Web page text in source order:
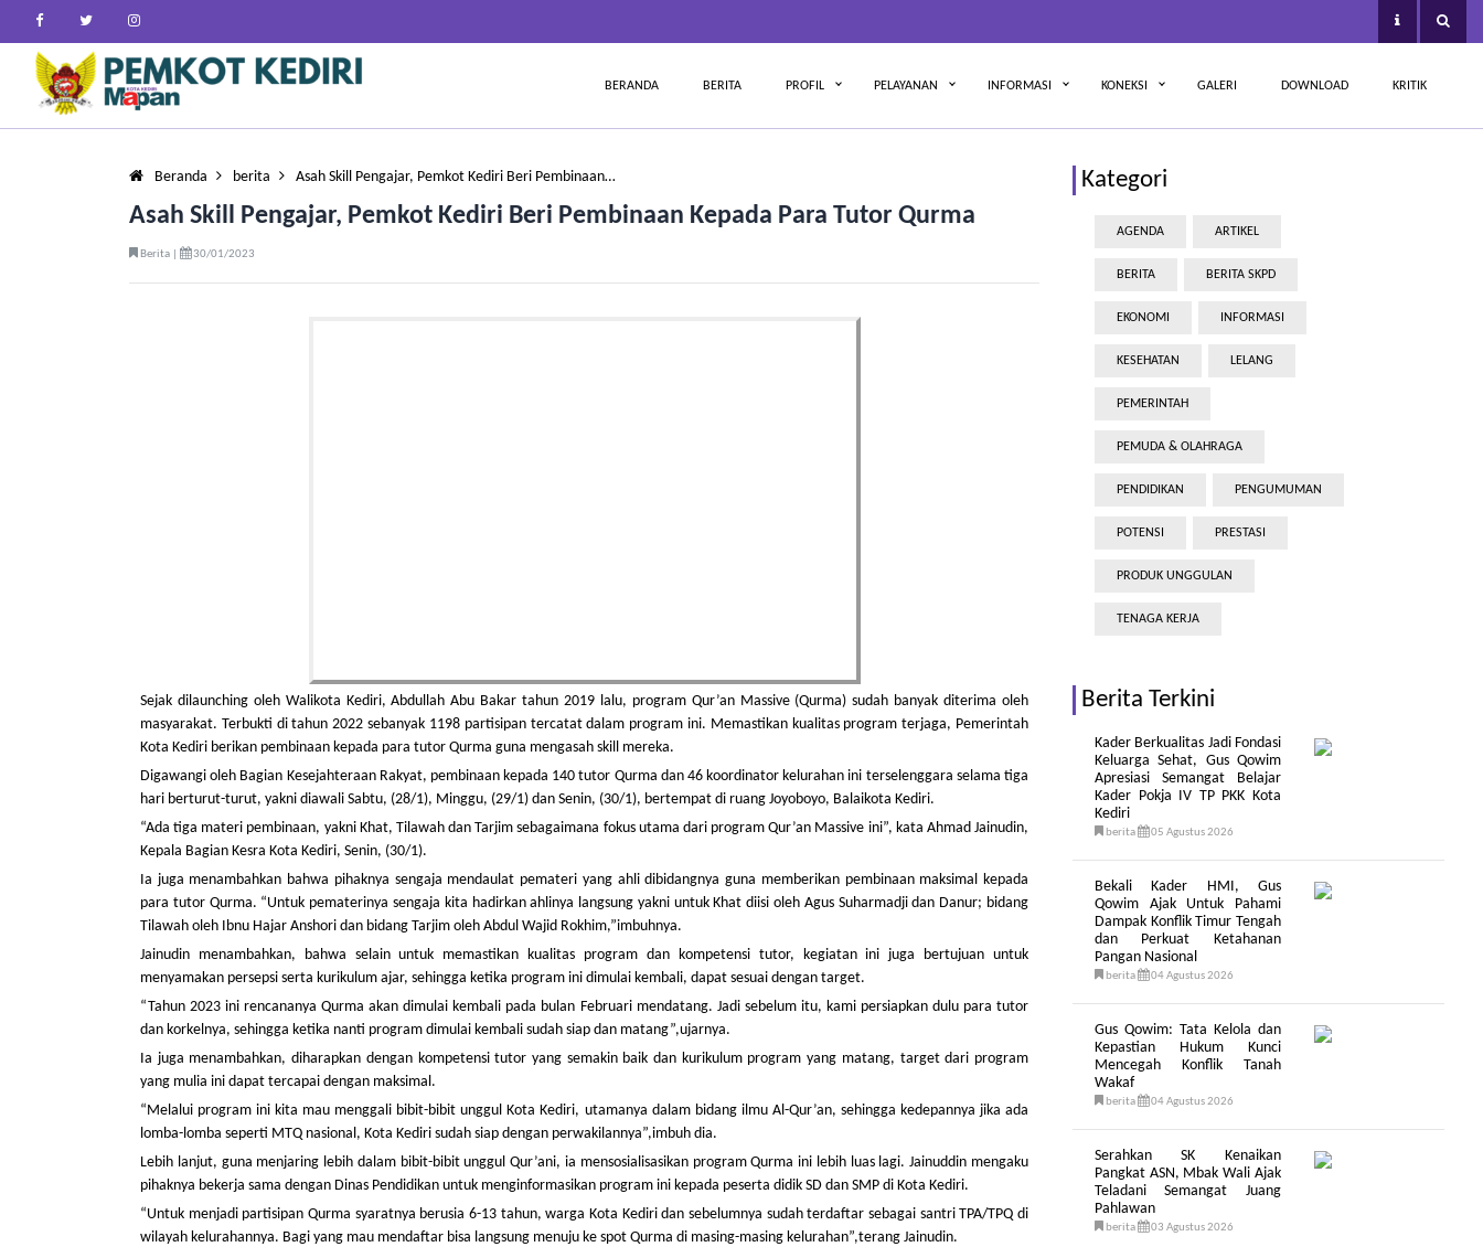
BERANDA BERITA PROFIL PELAYANAN INFORMASI KONEKSI GALERI DOWNLOAD KRITIK
Beranda berita Asah Skill Pengajar, Pemkot Kediri Beri Pembinaan…
Asah Skill Pengajar, Pemkot Kediri Beri Pembinaan Kepada Para Tutor Qurma
Berita | 30/01/2023
Sejak dilaunching oleh Walikota Kediri, Abdullah Abu Bakar tahun 2019 lalu, program Qur’an Massive (Qurma) sudah banyak diterima oleh
masyarakat. Terbukti di tahun 2022 sebanyak 1198 partisipan tercatat dalam program ini. Memastikan kualitas program terjaga, Pemerintah
Kota Kediri berikan pembinaan kepada para tutor Qurma guna mengasah skill mereka.
Digawangi oleh Bagian Kesejahteraan Rakyat, pembinaan kepada 140 tutor Qurma dan 46 koordinator kelurahan ini terselenggara selama tiga
hari berturut-turut, yakni diawali Sabtu, (28/1), Minggu, (29/1) dan Senin, (30/1), bertempat di ruang Joyoboyo, Balaikota Kediri.
“Ada tiga materi pembinaan, yakni Khat, Tilawah dan Tarjim sebagaimana fokus utama dari program Qur’an Massive ini”, kata Ahmad Jainudin,
Kepala Bagian Kesra Kota Kediri, Senin, (30/1).
Ia juga menambahkan bahwa pihaknya sengaja mendaulat pemateri yang ahli dibidangnya guna memberikan pembinaan maksimal kepada
para tutor Qurma. “Untuk pematerinya sengaja kita hadirkan ahlinya langsung yakni untuk Khat diisi oleh Agus Suharmadji dan Danur; bidang
Tilawah oleh Ibnu Hajar Anshori dan bidang Tarjim oleh Abdul Wajid Rokhim,”imbuhnya.
Jainudin menambahkan, bahwa selain untuk memastikan kualitas program dan kompetensi tutor, kegiatan ini juga bertujuan untuk
menyamakan persepsi serta kurikulum ajar, sehingga ketika program ini dimulai kembali, dapat sesuai dengan target.
“Tahun 2023 ini rencananya Qurma akan dimulai kembali pada bulan Februari mendatang. Jadi sebelum itu, kami persiapkan dulu para tutor
dan korkelnya, sehingga ketika nanti program dimulai kembali sudah siap dan matang”,ujarnya.
Ia juga menambahkan, diharapkan dengan kompetensi tutor yang semakin baik dan kurikulum program yang matang, target dari program
yang mulia ini dapat tercapai dengan maksimal.
“Melalui program ini kita mau menggali bibit-bibit unggul Kota Kediri, utamanya dalam bidang ilmu Al-Qur’an, sehingga kedepannya jika ada
lomba-lomba seperti MTQ nasional, Kota Kediri sudah siap dengan perwakilannya”,imbuh dia.
Lebih lanjut, guna menjaring lebih dalam bibit-bibit unggul Qur’ani, ia mensosialisasikan program Qurma ini lebih luas lagi. Jainuddin mengaku
pihaknya bekerja sama dengan Dinas Pendidikan untuk menginformasikan program ini kepada peserta didik SD dan SMP di Kota Kediri.
“Untuk menjadi partisipan Qurma syaratnya berusia 6-13 tahun, warga Kota Kediri dan sebelumnya sudah terdaftar sebagai santri TPA/TPQ di
wilayah kelurahannya. Bagi yang mau mendaftar bisa langsung menuju ke spot Qurma di masing-masing kelurahan”,terang Jainudin.
Kategori
AGENDA ARTIKEL
BERITA BERITA SKPD
EKONOMI INFORMASI
KESEHATAN LELANG
PEMERINTAH
PEMUDA & OLAHRAGA
PENDIDIKAN PENGUMUMAN
POTENSI PRESTASI
PRODUK UNGGULAN
TENAGA KERJA
Berita Terkini
Kader Berkualitas Jadi Fondasi
Keluarga Sehat, Gus Qowim
Apresiasi Semangat Belajar
Kader Pokja IV TP PKK Kota
Kediri
berita 05 Agustus 2026
Bekali Kader HMI, Gus
Qowim Ajak Untuk Pahami
Dampak Konflik Timur Tengah
dan Perkuat Ketahanan
Pangan Nasional
berita 04 Agustus 2026
Gus Qowim: Tata Kelola dan
Kepastian Hukum Kunci
Mencegah Konflik Tanah
Wakaf
berita 04 Agustus 2026
Serahkan SK Kenaikan
Pangkat ASN, Mbak Wali Ajak
Teladani Semangat Juang
Pahlawan
berita 03 Agustus 2026